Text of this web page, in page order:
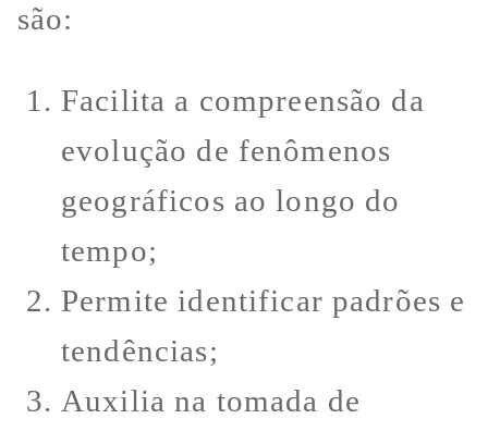
são:
Facilita a compreensão da
evolução de fenômenos
geográficos ao longo do
tempo;
Permite identificar padrões e
tendências;
Auxilia na tomada de